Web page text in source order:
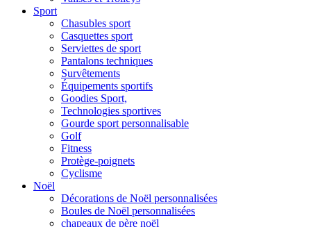
Sport
Chasubles sport
Casquettes sport
Serviettes de sport
Pantalons techniques
Survêtements
Équipements sportifs
Goodies Sport,
Technologies sportives
Gourde sport personnalisable
Golf
Fitness
Protège-poignets
Cyclisme
Noël
Décorations de Noël personnalisées
Boules de Noël personnalisées
chapeaux de père noël